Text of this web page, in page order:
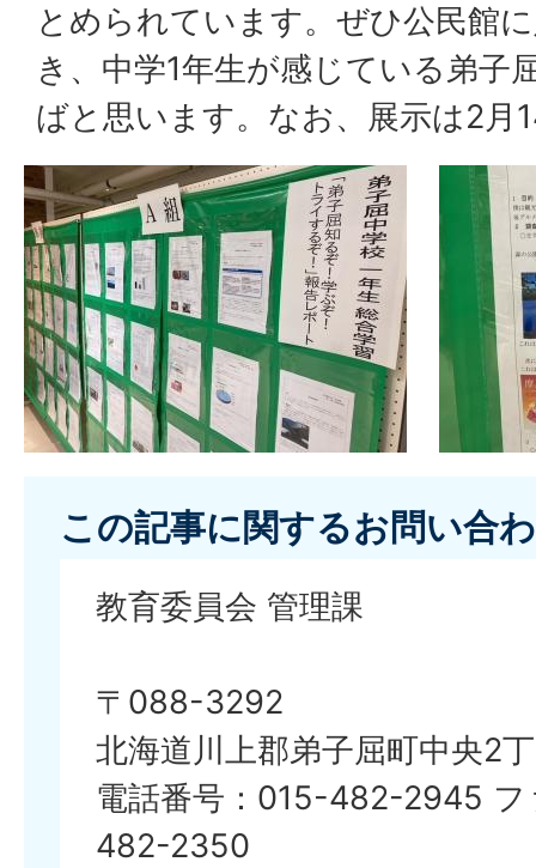
とめられています。ぜひ公民館
き、中学1年生が感じている弟子
ばと思います。なお、展示は2月
この記事に関するお問い合
教育委員会 管理課
〒088-3292
北海道川上郡弟子屈町中央2
電話番号：015-482-2945
482-2350